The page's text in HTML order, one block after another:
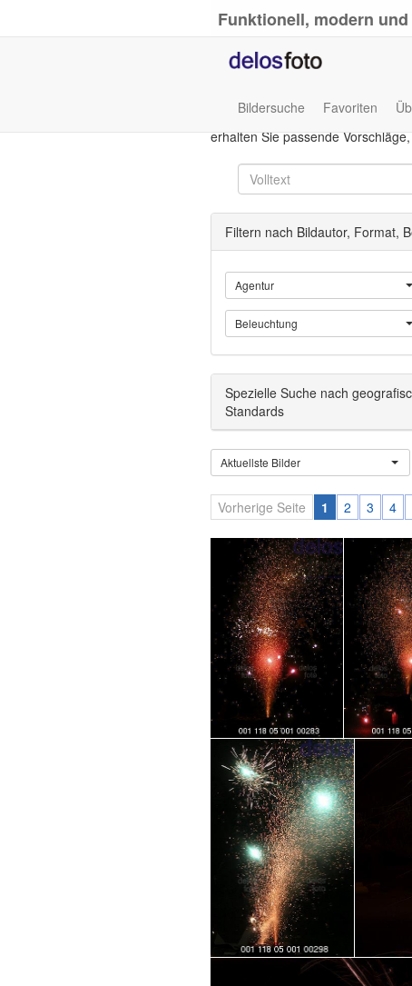
Funktionell, modern
Bildersuche Favoriten
Die Volltextsuche sucht nach der
erhalten Sie passende
Filtern nach Bildautor, Format,
Agentur
Beleuchtung
Spezielle Suche nach
Standards
Aktuellste Bilder
Vorherige Seite 1 2 3 4